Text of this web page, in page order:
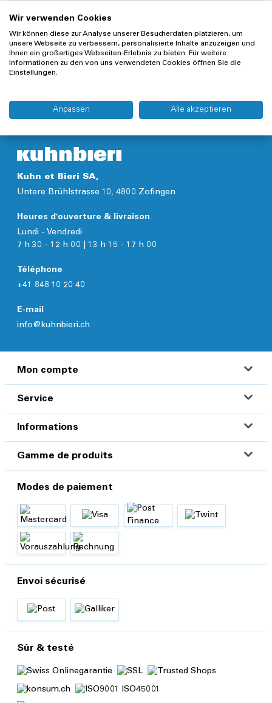
Notre catégorie de Equipements de
fitness
Kuhn et Bieri SA,
Untere Brühlstrasse 10, 4800 Zofingen
Heures d'ouverture & livraison
Lundi - Vendredi
7 h 30 - 12 h 00 | 13 h 15 - 17 h 00
Téléphone
+41 848 10 20 40
E-mail
info@kuhnbieri.ch
Mon compte
Service
Informations
Gamme de produits
Modes de paiement
Envoi sécurisé
Sûr & testé
Wir verwenden Cookies
Wir können diese zur Analyse unserer Besucherdaten platzieren, um
unsere Webseite zu verbessern, personalisierte Inhalte anzuzeigen und
Ihnen ein großartiges Webseiten-Erlebnis zu bieten. Für weitere
Informationen zu den von uns verwendeten Cookies öffnen Sie die
Einstellungen.
Anpassen Alle akzeptieren